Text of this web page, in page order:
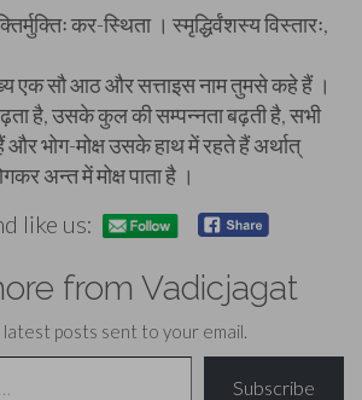
कर-स्थिता । स्मृद्धिर्वंशस्य विस्तारः,
एक सौ आठ और सत्ताइस नाम तुमसे कहे हैं ।
है, उसके कुल की सम्पन्नता बढ़ती है, सभी
भोग-मोक्ष उसके हाथ में रहते हैं अर्थात्
अन्त में मोक्ष पाता है ।
like us:
from Vadicjagat
posts sent to your email.
Subscribe